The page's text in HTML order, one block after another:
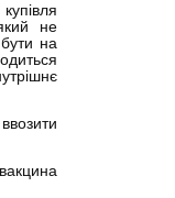
не
на